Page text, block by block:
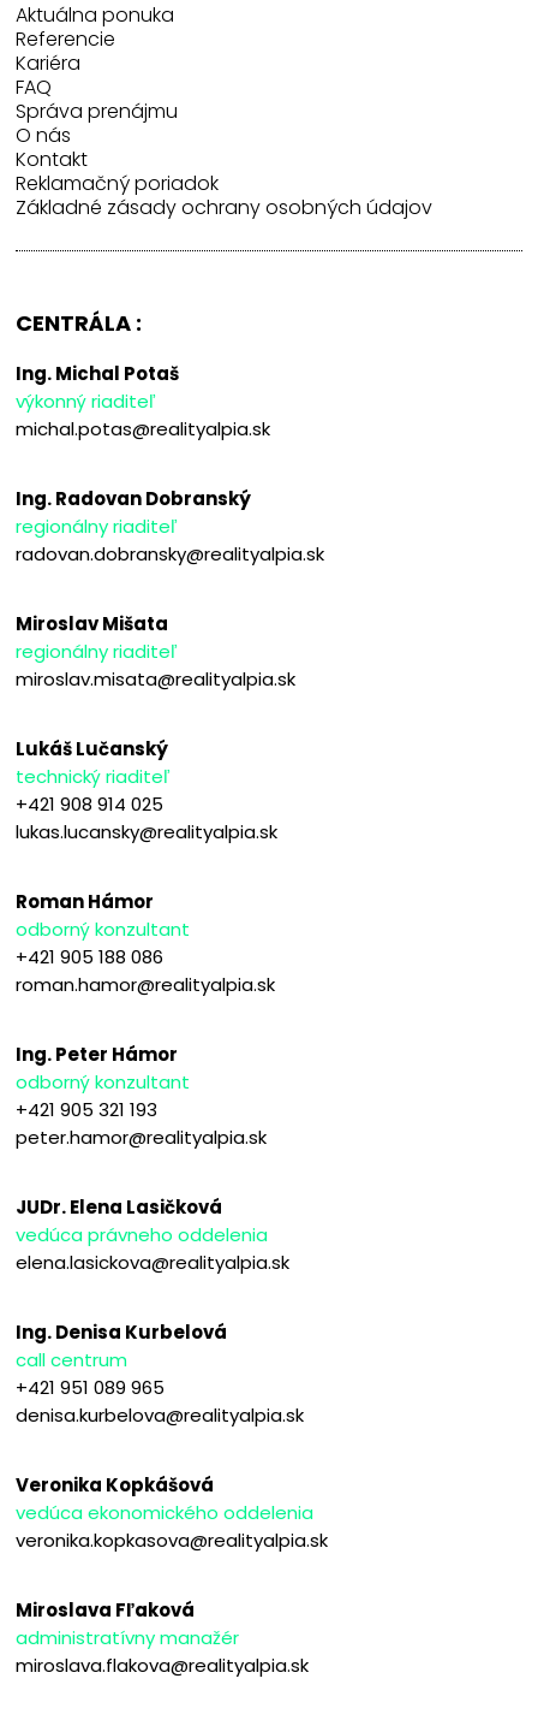
Aktuálna ponuka
Referencie
Kariéra
FAQ
Správa prenájmu
O nás
Kontakt
Reklamačný poriadok
Základné zásady ochrany osobných údajov
CENTRÁLA :
Ing. Michal Potaš
výkonný riaditeľ
michal.potas@realityalpia.sk
Ing. Radovan Dobranský
regionálny riaditeľ
radovan.dobransky@realityalpia.sk
Miroslav Mišata
regionálny riaditeľ
miroslav.misata@realityalpia.sk
Lukáš Lučanský
technický riaditeľ
+421 908 914 025
lukas.lucansky@realityalpia.sk
Roman Hámor
odborný konzultant
+421 905 188 086
roman.hamor@realityalpia.sk
Ing. Peter Hámor
odborný konzultant
+421 905 321 193
peter.hamor@realityalpia.sk
JUDr. Elena Lasičková
vedúca právneho oddelenia
elena.lasickova@realityalpia.sk
Ing. Denisa Kurbelová
call centrum
+421 951 089 965
denisa.kurbelova@realityalpia.sk
Veronika Kopkášová
vedúca ekonomického oddelenia
veronika.kopkasova@realityalpia.sk
Miroslava Fľaková
administratívny manažér
miroslava.flakova@realityalpia.sk